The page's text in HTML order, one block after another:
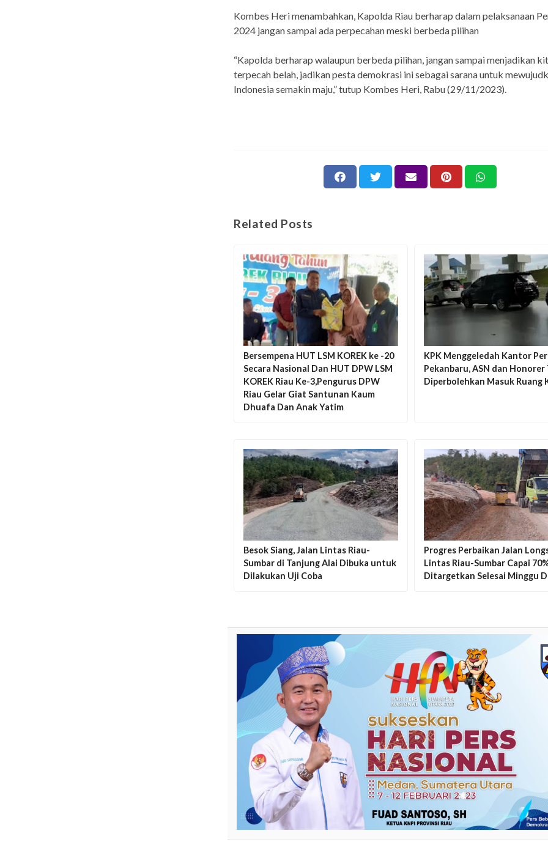
Kombes Heri menambahkan, Kapolda Riau berharap dalam pelaksanaan
2024 jangan sampai ada perpecahan meski berbeda pilihan
“Kapolda berharap walaupun berbeda pilihan, jangan sampai menjadikan
terpecah belah, jadikan pesta demokrasi ini sebagai sarana untuk
Indonesia semakin maju,” tutup Kombes Heri, Rabu (29/11/2023).
Related Posts
Bersempena HUT LSM KOREK ke -20
Secara Nasional Dan HUT DPW LSM
KOREK Riau Ke-3,Pengurus DPW
Riau Gelar Giat Santunan Kaum
Dhuafa Dan Anak Yatim
KPK Menggeledah Kantor
Pekanbaru, ASN dan Honorer
Diperbolehkan Masuk Ruang
Besok Siang, Jalan Lintas Riau-
Sumbar di Tanjung Alai Dibuka untuk
Dilakukan Uji Coba
Progres Perbaikan Jalan
Lintas Riau-Sumbar Capai
Ditargetkan Selesai Minggu